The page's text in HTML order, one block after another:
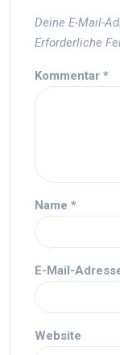
Deine E-Mail-
Erforderliche
Kommentar *
Name *
E-Mail-
Website